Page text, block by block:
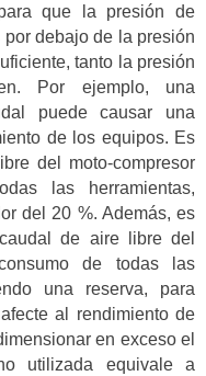
que la presión de
debajo de la presión
tanto la presión
Por ejemplo, una
puede causar una
de los equipos. Es
del moto-compresor
las herramientas,
del 20 %. Además, es
de aire libre del
de todas las
una reserva, para
al rendimiento de
en exceso el
utilizada equivale a